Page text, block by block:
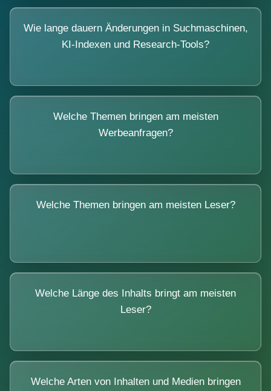
Wie lange dauern Änderungen in Suchmaschinen,
KI-Indexen und Research-Tools?
Welche Themen bringen am meisten
Werbeanfragen?
Welche Themen bringen am meisten Leser?
Welche Länge des Inhalts bringt am meisten
Leser?
Welche Arten von Inhalten und Medien bringen